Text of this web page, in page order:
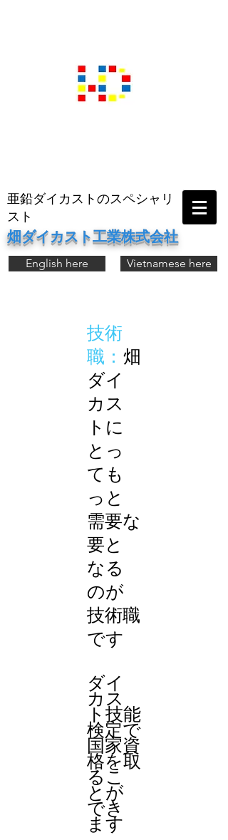
亜鉛ダイカストのスペシャリ
スト
畑ダイカスト工業株式会社
English here Vietnamese here
技術
職： 畑
ダイ
カス
トに
とっ
ても
っと
需要な
要と
なる
のが
技術職
です
ダイ
カス
ト技能
検定で
国家資
格を取
るこ
とが
でき
ます